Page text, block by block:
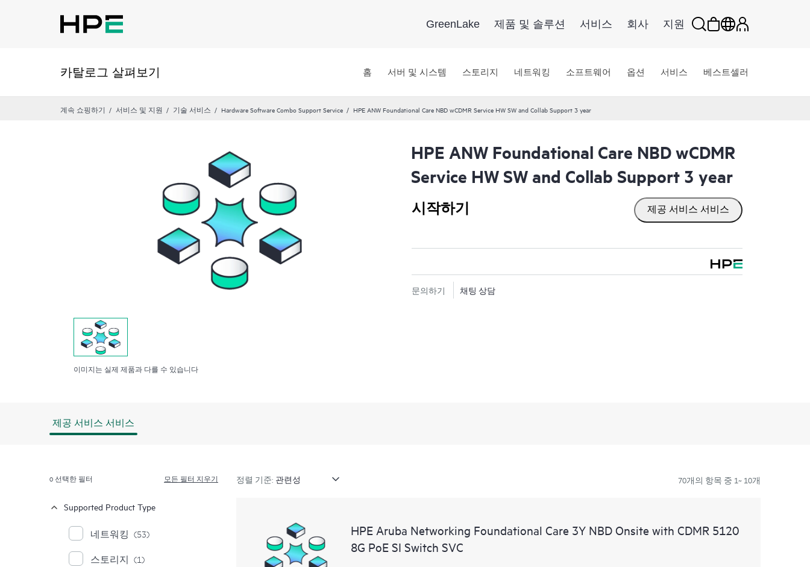
GreenLake 제품 및 솔루션 서비스 회사 지원
카탈로그 살펴보기 홈 서버 및 시스템 스토리지 네트워킹 소프트웨어 옵션 서비스 베스트셀러
계속 쇼핑하기 서비스 및 지원 기술 서비스 Hardware Software Combo Support Service HPE ANW Foundational Care NBD wCDMR Service HW SW and Collab Support 3 year
이미지는 실제 제품과 다를 수 있습니다
HPE ANW Foundational Care NBD wCDMR
Service HW SW and Collab Support 3 year
시작하기 제공 서비스 서비스
문의하기 채팅 상담
제공 서비스 서비스
0선택한 필터 모든 필터 지우기
Supported Product Type
네트워킹 (53)
스토리지 (1)
정렬 기준: 70개의 항목 중 1~ 10개
HPE Aruba Networking Foundational Care 3Y NBD Onsite with CDMR 5120
8G PoE SI Switch SVC